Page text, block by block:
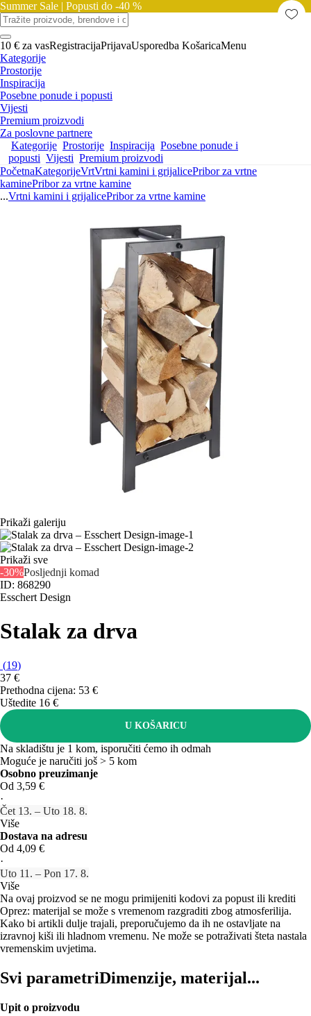
Summer Sale | Popusti do -40 %
10 € za vasRegistracijaPrijavaUsporedba KošaricaMenu
Kategorije
Prostorije
Inspiracija
Posebne ponude i popusti
Vijesti
Premium proizvodi
Za poslovne partnere
Kategorije Prostorije Inspiracija Posebne ponude i
popusti Vijesti Premium proizvodi
PočetnaKategorijeVrtVrtni kamini i grijalicePribor za vrtne
kaminePribor za vrtne kamine
...Vrtni kamini i grijalicePribor za vrtne kamine
Prikaži galeriju
Prikaži sve
-30%Posljednji komad
ID: 868290
Esschert Design
Stalak za drva
(19)
37 €
Prethodna cijena: 53 €
Uštedite 16 €
U KOŠARICU
Na skladištu je 1 kom, isporučiti ćemo ih odmah
Moguće je naručiti još > 5 kom
Osobno preuzimanje
Od 3,59 €
·
Čet 13. – Uto 18. 8.
Više
Dostava na adresu
Od 4,09 €
·
Uto 11. – Pon 17. 8.
Više
Na ovaj proizvod se ne mogu primijeniti kodovi za popust ili krediti
Oprez: materijal se može s vremenom razgraditi zbog atmosferilija.
Kako bi artikli dulje trajali, preporučujemo da ih ne ostavljate na
izravnoj kiši ili hladnom vremenu. Ne može se potraživati šteta nastala
vremenskim uvjetima.
Svi parametriDimenzije, materijal...
Upit o proizvodu